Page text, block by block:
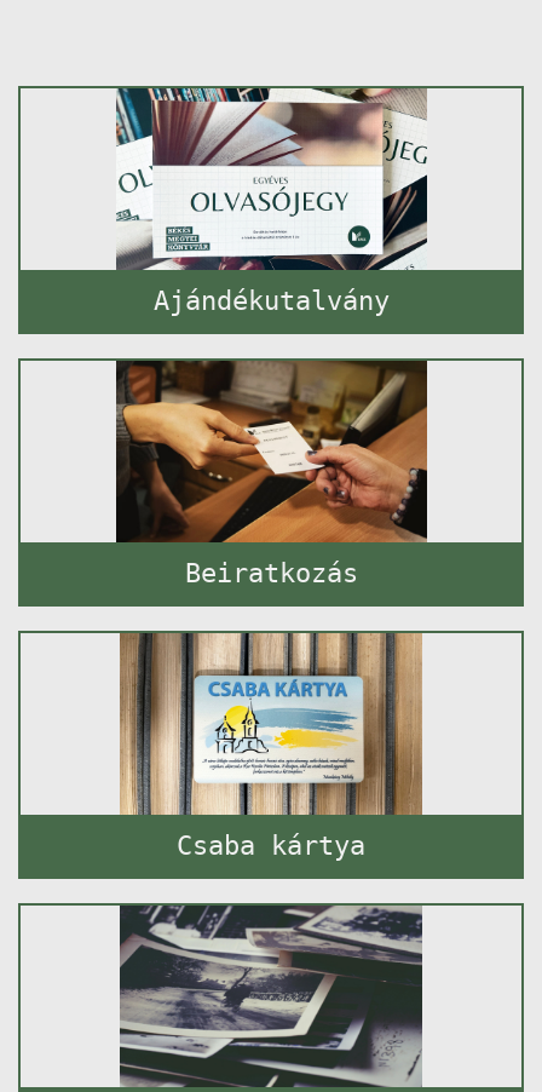
Ajándékutalvány
Beiratkozás
Csaba kártya